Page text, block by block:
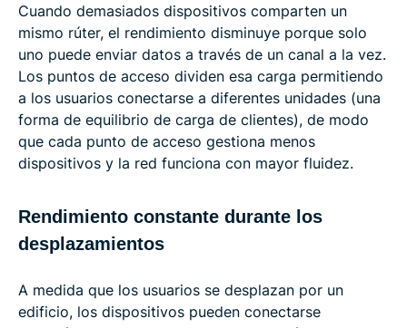
Cuando demasiados dispositivos comparten un
mismo rúter, el rendimiento disminuye porque solo
uno puede enviar datos a través de un canal a la vez.
Los puntos de acceso dividen esa carga permitiendo
a los usuarios conectarse a diferentes unidades (una
forma de equilibrio de carga de clientes), de modo
que cada punto de acceso gestiona menos
dispositivos y la red funciona con mayor fluidez.
Rendimiento constante durante los
desplazamientos
A medida que los usuarios se desplazan por un
edificio, los dispositivos pueden conectarse